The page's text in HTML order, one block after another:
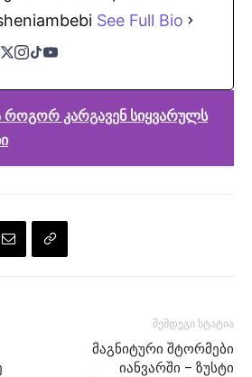
See Full Bio
კარგავენ სიყვარულს
შემდეგი სტატია
მაგნიტური შტორმები
იანვარში – ზუსტი